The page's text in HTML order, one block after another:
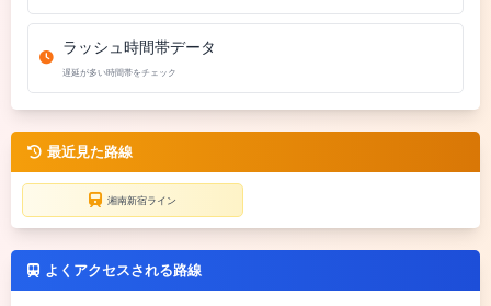
ラッシュ時間帯データ
遅延が多い時間帯をチェック
最近見た路線
湘南新宿ライン
よくアクセスされる路線